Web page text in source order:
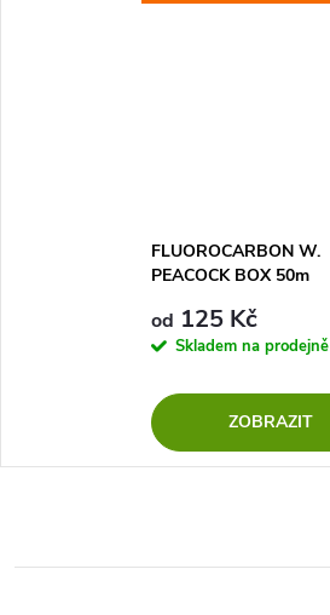
FLUOROCARBON W.
PEACOCK BOX 50m
od 125 Kč
Skladem na prodejně
ZOBRAZIT